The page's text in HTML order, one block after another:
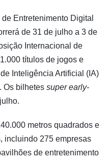
Entretenimento Digital
de 31 de julho a 3 de
Internacional de
títulos de jogos e
Inteligência Artificial (IA)
Os bilhetes super early-
metros quadrados e
incluindo 275 empresas
de entretenimento